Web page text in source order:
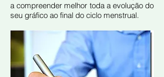
a compreender melhor toda a evolução do
seu gráfico ao final do ciclo menstrual.